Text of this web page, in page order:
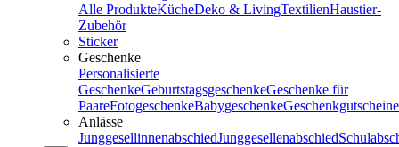
Alle ProdukteKücheDeko & LivingTextilienHaustier-
Zubehör
Sticker
Geschenke
Personalisierte
GeschenkeGeburtstagsgeschenkeGeschenke für
PaareFotogeschenkeBabygeschenkeGeschenkgutscheine
Anlässe
JunggesellinnenabschiedJunggesellenabschied